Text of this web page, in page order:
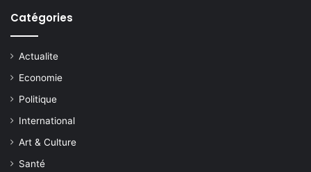
Catégories
Actualite
Economie
Politique
International
Art & Culture
Santé